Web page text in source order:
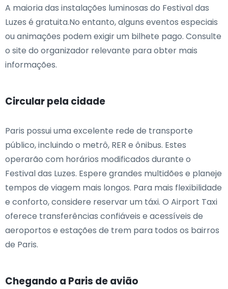
A maioria das instalações luminosas do Festival das
Luzes é gratuita.No entanto, alguns eventos especiais
ou animações podem exigir um bilhete pago. Consulte
o site do organizador relevante para obter mais
informações.
Circular pela cidade
Paris possui uma excelente rede de transporte
público, incluindo o metrô, RER e ônibus. Estes
operarão com horários modificados durante o
Festival das Luzes. Espere grandes multidões e planeje
tempos de viagem mais longos. Para mais flexibilidade
e conforto, considere reservar um táxi. O Airport Taxi
oferece transferências confiáveis e acessíveis de
aeroportos e estações de trem para todos os bairros
de Paris.
Chegando a Paris de avião